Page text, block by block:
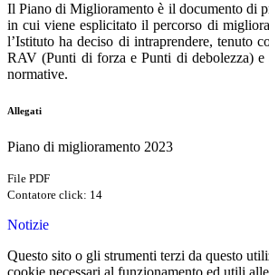
IlPiano di Miglioramento è il documento di
in cui viene esplicitato il percorso di
l’Istituto ha deciso di intraprendere, tenuto
RAV (Punti di forza e Punti di debolezza) e
normative.
Allegati
Piano di miglioramento 2023
File PDF
Contatore click: 14
Notizie
Questo sito o gli strumenti terzi da questo
cookie necessari al funzionamento ed utili